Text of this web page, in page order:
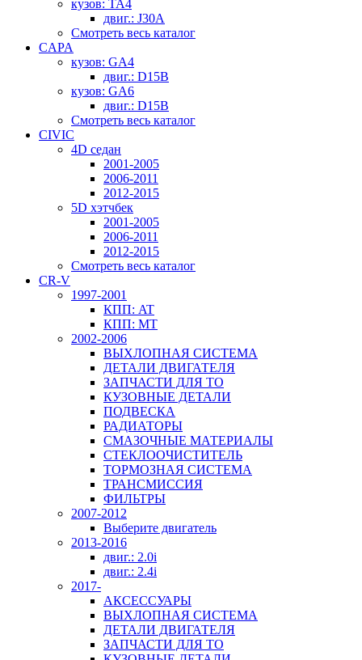
кузов: TA4
двиг.: J30A
Смотреть весь каталог
CAPA
кузов: GA4
двиг.: D15B
кузов: GA6
двиг.: D15B
Смотреть весь каталог
CIVIC
4D седан
2001-2005
2006-2011
2012-2015
5D хэтчбек
2001-2005
2006-2011
2012-2015
Смотреть весь каталог
CR-V
1997-2001
КПП: AT
КПП: MT
2002-2006
ВЫХЛОПНАЯ СИСТЕМА
ДЕТАЛИ ДВИГАТЕЛЯ
ЗАПЧАСТИ ДЛЯ ТО
КУЗОВНЫЕ ДЕТАЛИ
ПОДВЕСКА
РАДИАТОРЫ
СМАЗОЧНЫЕ МАТЕРИАЛЫ
СТЕКЛООЧИСТИТЕЛЬ
ТОРМОЗНАЯ СИСТЕМА
ТРАНСМИССИЯ
ФИЛЬТРЫ
2007-2012
Выберите двигатель
2013-2016
двиг.: 2.0i
двиг.: 2.4i
2017-
АКСЕССУАРЫ
ВЫХЛОПНАЯ СИСТЕМА
ДЕТАЛИ ДВИГАТЕЛЯ
ЗАПЧАСТИ ДЛЯ ТО